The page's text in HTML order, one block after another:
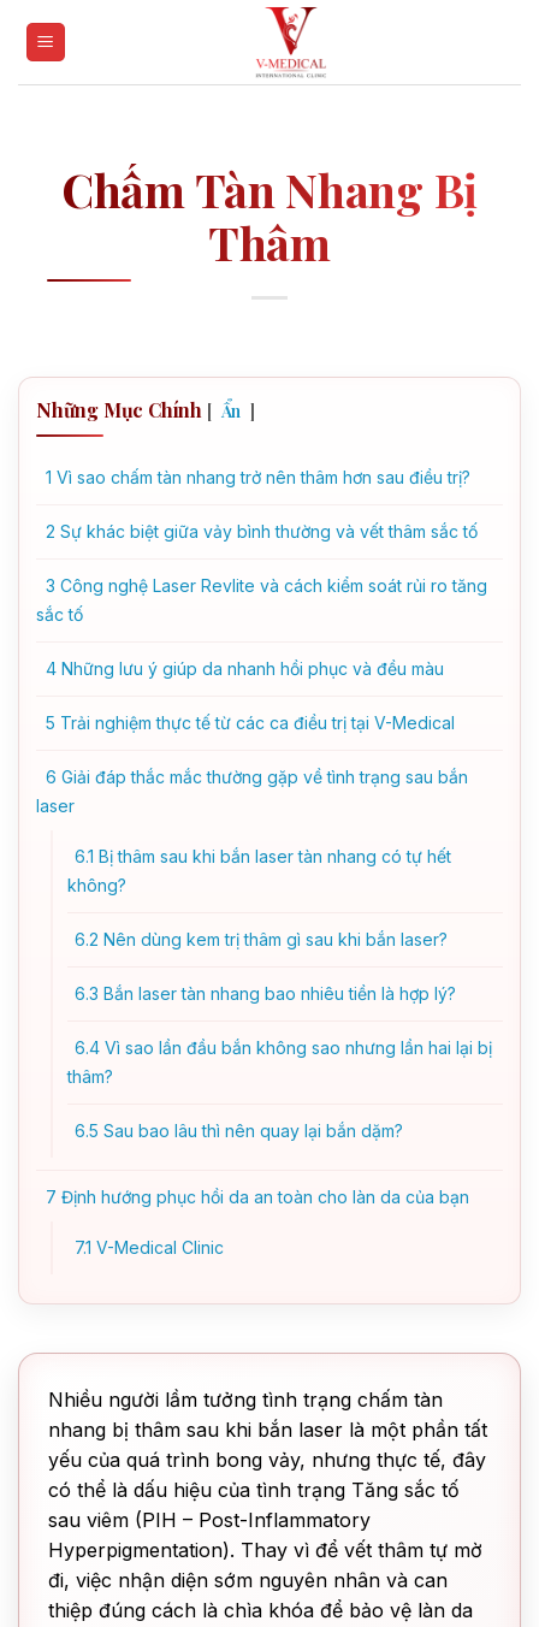
Chấm Tàn Nhang Bị
Thâm
Những Mục Chính [ Ẩn ]
1 Vì sao chấm tàn nhang trở nên thâm hơn sau điều trị?
2 Sự khác biệt giữa vảy bình thường và vết thâm sắc tố
3 Công nghệ Laser Revlite và cách kiểm soát rủi ro tăng
sắc tố
4 Những lưu ý giúp da nhanh hồi phục và đều màu
5 Trải nghiệm thực tế từ các ca điều trị tại V-Medical
6 Giải đáp thắc mắc thường gặp về tình trạng sau bắn
laser
6.1 Bị thâm sau khi bắn laser tàn nhang có tự hết
không?
6.2 Nên dùng kem trị thâm gì sau khi bắn laser?
6.3 Bắn laser tàn nhang bao nhiêu tiền là hợp lý?
6.4 Vì sao lần đầu bắn không sao nhưng lần hai lại bị
thâm?
6.5 Sau bao lâu thì nên quay lại bắn dặm?
7 Định hướng phục hồi da an toàn cho làn da của bạn
7.1 V-Medical Clinic
Nhiều người lầm tưởng tình trạng chấm tàn
nhang bị thâm sau khi bắn laser là một phần tất
yếu của quá trình bong vảy, nhưng thực tế, đây
có thể là dấu hiệu của tình trạng Tăng sắc tố
sau viêm (PIH – Post-Inflammatory
Hyperpigmentation). Thay vì để vết thâm tự mờ
đi, việc nhận diện sớm nguyên nhân và can
thiệp đúng cách là chìa khóa để bảo vệ làn da